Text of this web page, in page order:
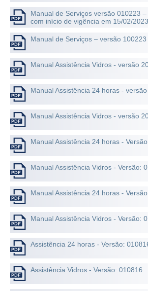
Manual de Serviços versão 010223
com início de vigência em 15/02/
Manual de Serviços – versão 100223
Manual Assistência Vidros - versão
Manual Assistência 24 horas -
Manual Assistência Vidros - versão
Manual Assistência 24 horas -
Manual Assistência Vidros - Versão:
Manual Assistência 24 horas -
Manual Assistência Vidros - Versão:
Assistência 24 horas - Versão:
Assistência Vidros - Versão: 010816